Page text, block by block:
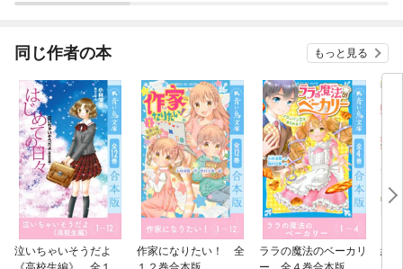
同じ作者の本 もっと見る
泣いちゃいそうだよ
作家になりたい！ 全
ララの魔法のベーカリ
絵